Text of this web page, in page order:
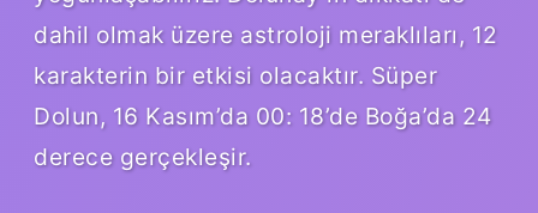
dahil olmak üzere astroloji meraklıları, 12
karakterin bir etkisi olacaktır. Süper
Dolun, 16 Kasım’da 00: 18’de Boğa’da 24
derece gerçekleşir.